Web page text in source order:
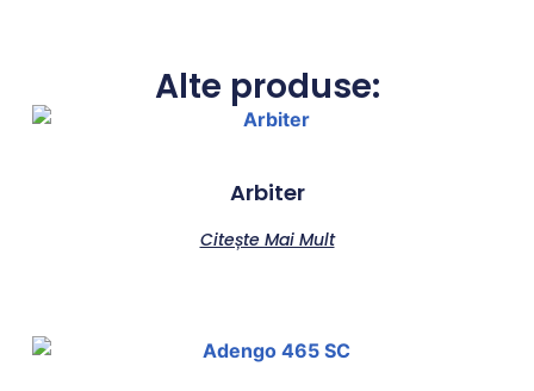
Alte produse:
Arbiter
Citește Mai Mult